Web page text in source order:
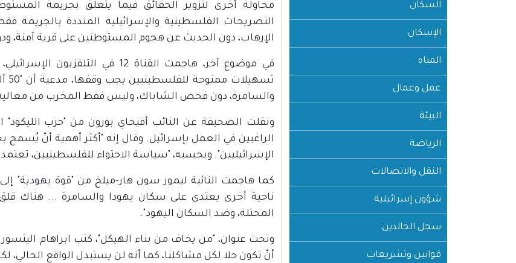
السكان
الإسكان
المياه
عمل وعمال
البيئة
الرياضة
النقل والاتصالات
شؤون إسرائيلية
سجل الخالدين
قوانين وتشريعات
محاولة أخرى لتزوير الحقائق فيما يتعلق بجريمة
التصريحات الفلسطينية والإسرائيلية المنددة بالجريمة
الإرهاب، دون الحديث عن هجوم المستوطنين على قرية آمنة،
في موضوع آخر، هاجمت القناة 12
والسامرة، دون فحص الشاباك، وليس فقط المخرب من معاليه
ونقلت الصحيفة عن النائب أفيحاي بورون من "حزب الليكود"
الراغبين في العمل بإسرائيل. وقال إنه "أكثر أهمية أنّ يُسمح
الإسرائيليين". وبحسبه، "سياسة الاحتواء للفلسطينيين،
كما هاجمت النائبة ليمور سون هار-ميلخ من "قوة يهودية"
ناحية أخرى يعتدي على سكان يهودا والسامرة ... هناك
المحتلة، وضد السكان اليهود".
وتحت عنوان، "من يخاف من بناء الهيكل"، كتب ابراهام
أنّ تكون حلا لكل مشاكلنا، كما أنه لن يستبدل الواقع الحالي،